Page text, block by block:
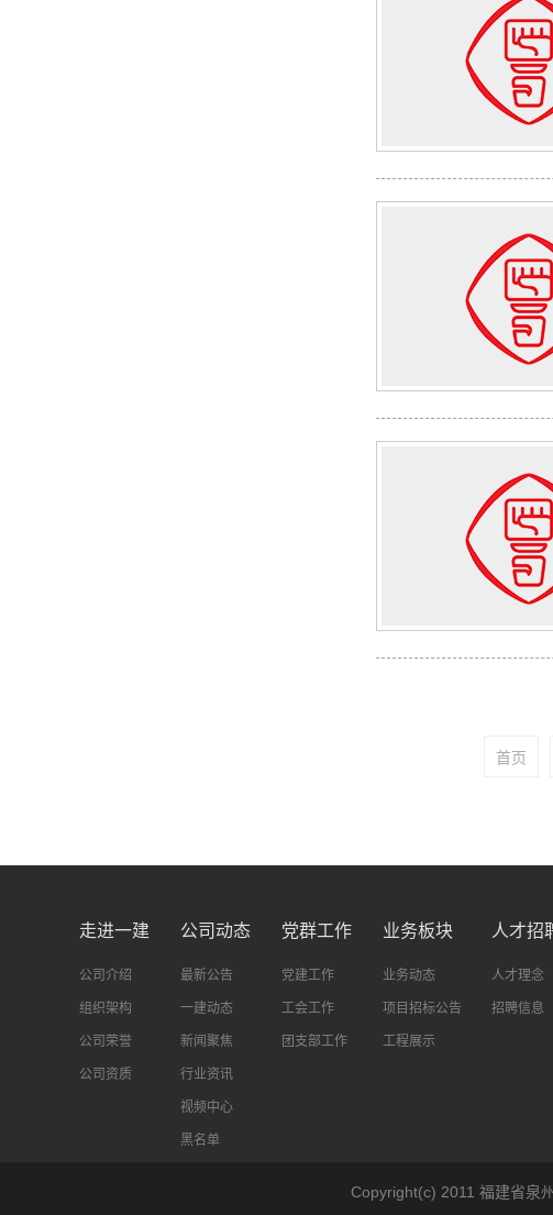
首页
走进一建
公司介绍
组织架构
公司荣誉
公司资质
公司动态
最新公告
一建动态
新闻聚焦
行业资讯
视频中心
黑名单
党群工作
党建工作
工会工作
团支部工作
业务板块
业务动态
项目招标公告
工程展示
人才招
人才理念
招聘信息
Copyright(c) 2011 福建省泉